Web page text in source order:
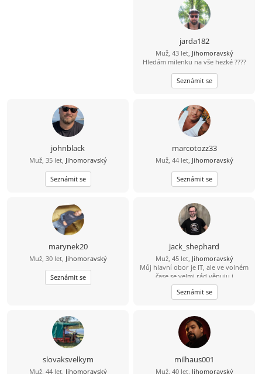
jarda182
Muž, 43 let, Jihomoravský
Hledám milenku na vše hezké ????
Seznámit se
johnblack
Muž, 35 let, Jihomoravský
Seznámit se
marcotozz33
Muž, 44 let, Jihomoravský
Seznámit se
marynek20
Muž, 30 let, Jihomoravský
Seznámit se
jack_shephard
Muž, 45 let, Jihomoravský
Můj hlavní obor je IT, ale ve volném
čase se velmi rád věnuju i
humanitnějším věcem. Čas od času si
rád zasportuju či zahraju na kytaru.
Hledám někoho sympatického s
čem povídat. :)
Seznámit se
slovaksvelkym
Muž, 44 let, Jihomoravský
milhaus001
Muž, 40 let, Jihomoravský